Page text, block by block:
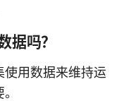
据吗？
使用数据来维持运